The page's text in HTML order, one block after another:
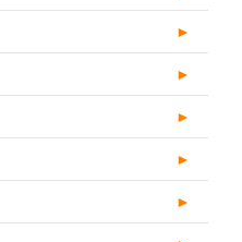
►
►
►
►
►